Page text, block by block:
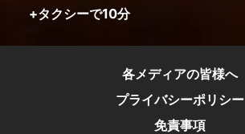
+タクシーで10分
各メディアの皆様へ
プライバシーポリシー
免責事項